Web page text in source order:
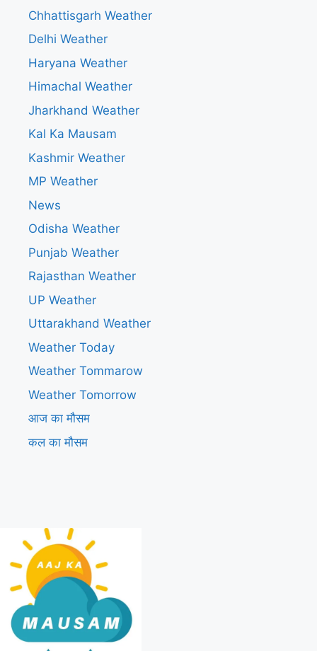
Chhattisgarh Weather
Delhi Weather
Haryana Weather
Himachal Weather
Jharkhand Weather
Kal Ka Mausam
Kashmir Weather
MP Weather
News
Odisha Weather
Punjab Weather
Rajasthan Weather
UP Weather
Uttarakhand Weather
Weather Today
Weather Tommarow
Weather Tomorrow
आज का मौसम
कल का मौसम